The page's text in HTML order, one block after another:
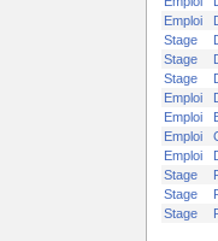
Emploi
Stage
Stage
Stage
Emploi
Emploi
Emploi
Emploi
Stage
Stage
Stage